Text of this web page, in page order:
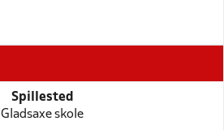
Spillested
Gladsaxe skole